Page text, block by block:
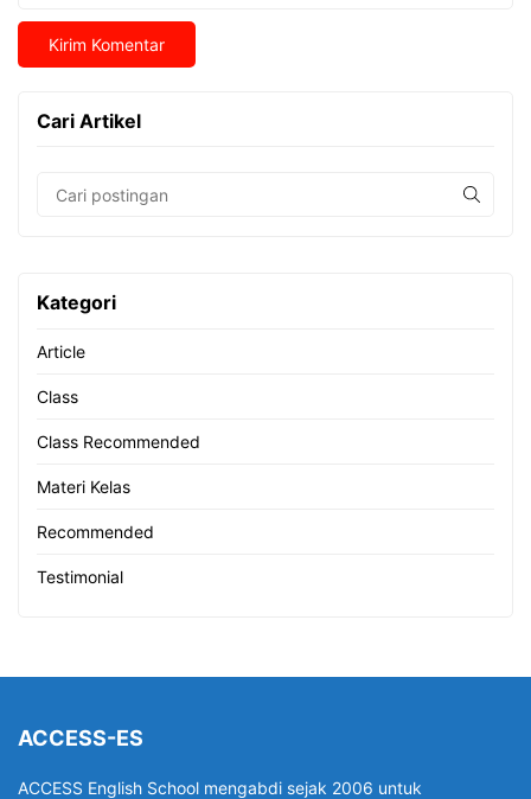
Cari Artikel
Kategori
Article
Class
Class Recommended
Materi Kelas
Recommended
Testimonial
ACCESS-ES
ACCESS English School mengabdi sejak 2006 untuk